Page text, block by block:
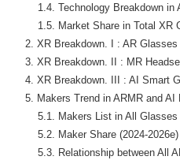
1.4. Technology Breakdown
1.5. Market Share in Total
2. XR Breakdown. I : AR
3. XR Breakdown. II : MR
4. XR Breakdown. III : AI Smart
5. Makers Trend in ARMR and
5.1. Makers List in All
        5.2. Maker Share (2024-2026e)
5.3. Relationship between